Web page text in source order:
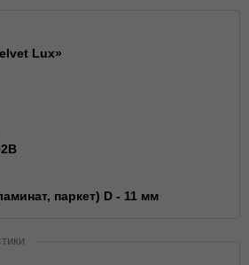
Lux»
паркет) D - 11 мм